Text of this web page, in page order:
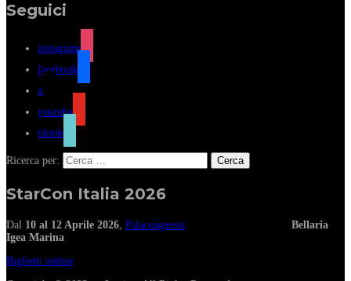
Seguici
instagram
facebook
x
youtube
tiktok
Ricerca per:
StarCon Italia 2026
Dal 10 al 12 Aprile 2026, Palacongressi
Bellaria
Igea Marina
Biglietti online